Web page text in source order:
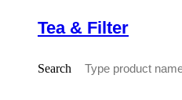
Tea & Filter
Search